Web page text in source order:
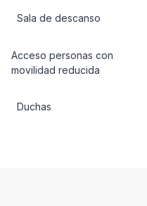
Sala de descanso
Acceso personas con
movilidad reducida
Duchas